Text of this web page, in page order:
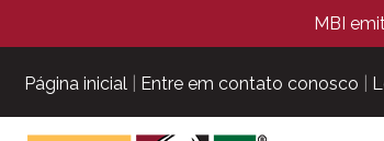
MBI
Página inicial Entre em contato conosco